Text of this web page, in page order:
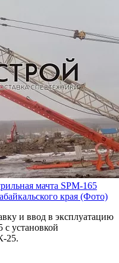
мачта SPM-165
края (Фото)
и ввод в эксплуатацию
с установкой
25.